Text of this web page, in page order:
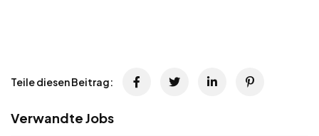
Teile diesen Beitrag:
Verwandte Jobs